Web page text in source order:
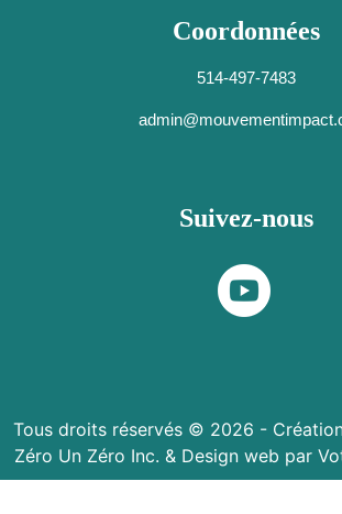
Coordonnées
514-497-7483
Suivez-nous
Tous droits réservés © 2026 -
Zéro Un Zéro Inc. & Design web par